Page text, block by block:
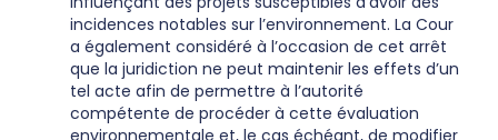
incidences notables sur l’environnement. La Cour
a également considéré à l’occasion de cet arrêt
que la juridiction ne peut maintenir les effets d’un
tel acte afin de permettre à l’autorité
compétente de procéder à cette évaluation